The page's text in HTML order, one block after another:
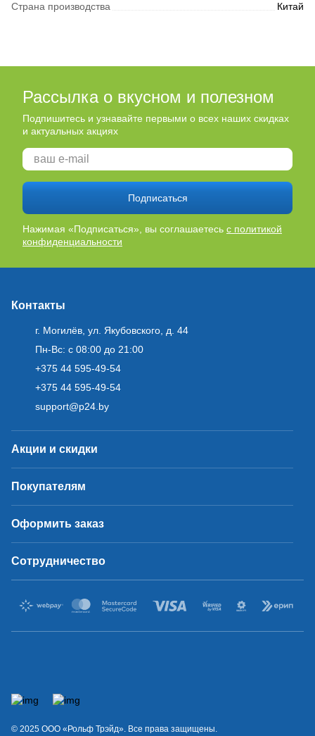
Страна производства Китай
Рассылка о вкусном и полезном
Подпишитесь и узнавайте первыми о всех наших скидках
и актуальных акциях
Подписаться
Нажимая «Подписаться», вы соглашаетесь с политикой
конфиденциальности
Контакты
г. Могилёв, ул. Якубовского, д. 44
Пн-Вс: с 08:00 до 21:00
+375 44 595-49-54
+375 44 595-49-54
support@p24.by
Акции и скидки
Покупателям
Оформить заказ
Сотрудничество
© 2025 OOO «Рольф Трэйд». Все права защищены.